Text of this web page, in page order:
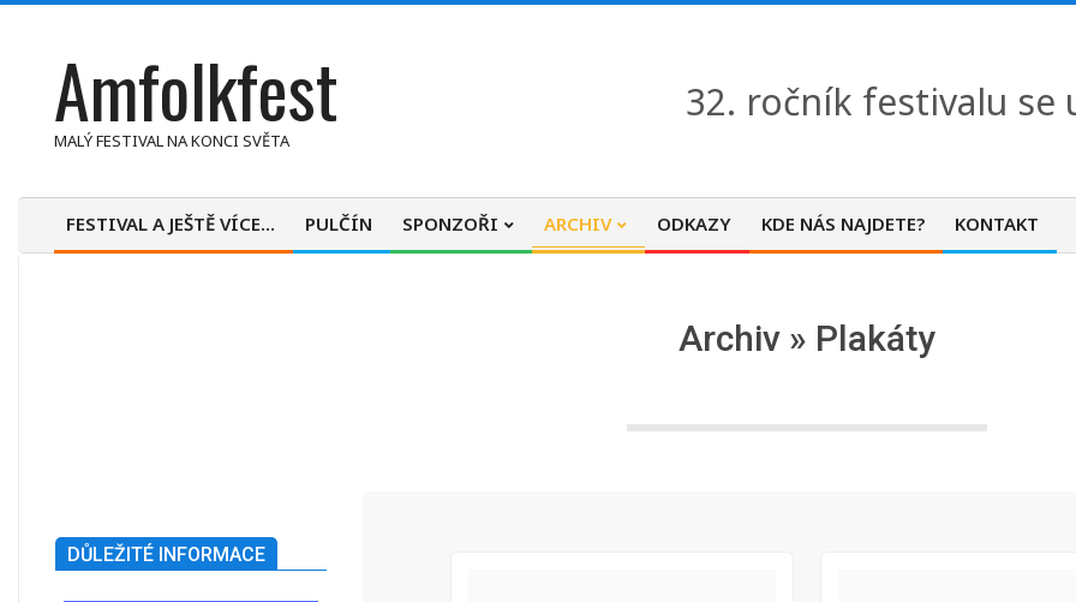
contentAmfolkfest
MALÝ FESTIVAL NA KONCI SVĚTA
32. ročník festivalu se
Primary
FESTIVAL A JEŠTĚ VÍCE… PULČÍN SPONZOŘI ARCHIV ODKAZY KDE NÁS NAJDETE? KONTAKT
Archiv » Plakáty
DŮLEŽITÉ INFORMACE